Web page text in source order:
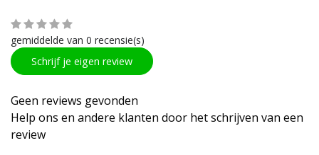
gemiddelde van 0 recensie(s)
Schrijf je eigen review
Geen reviews gevonden
Help ons en andere klanten door het schrijven van een
review